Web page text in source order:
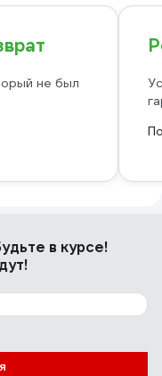
не был
в курсе!